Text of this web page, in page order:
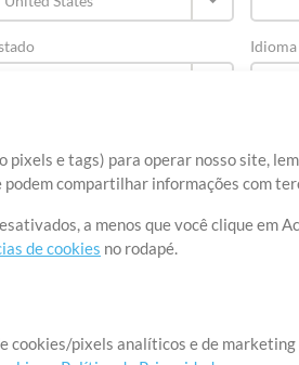
e tags) para operar nosso site,
compartilhar informações com
a menos que você clique
de cookies no rodapé.
cookies/pixels analíticos e de
Idioma
Termos de Uso Política de Privacidade